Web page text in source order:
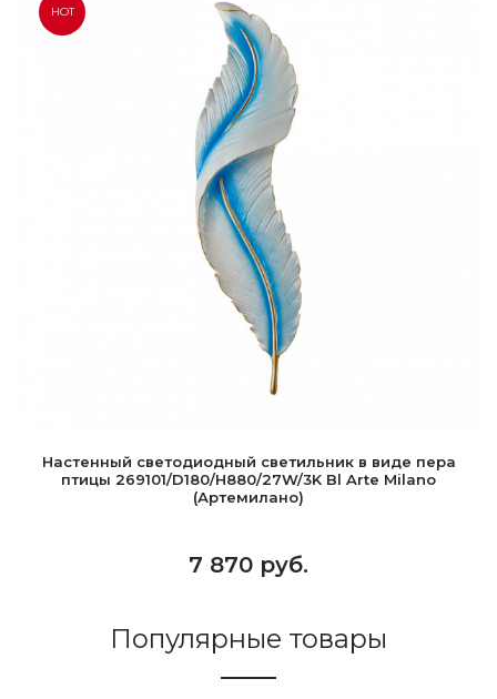
HOT
Настенный светодиодный светильник в виде пера
птицы 269101/D180/H880/27W/3K Bl Arte Milano
(Артемилано)
7 870 руб.
Популярные товары